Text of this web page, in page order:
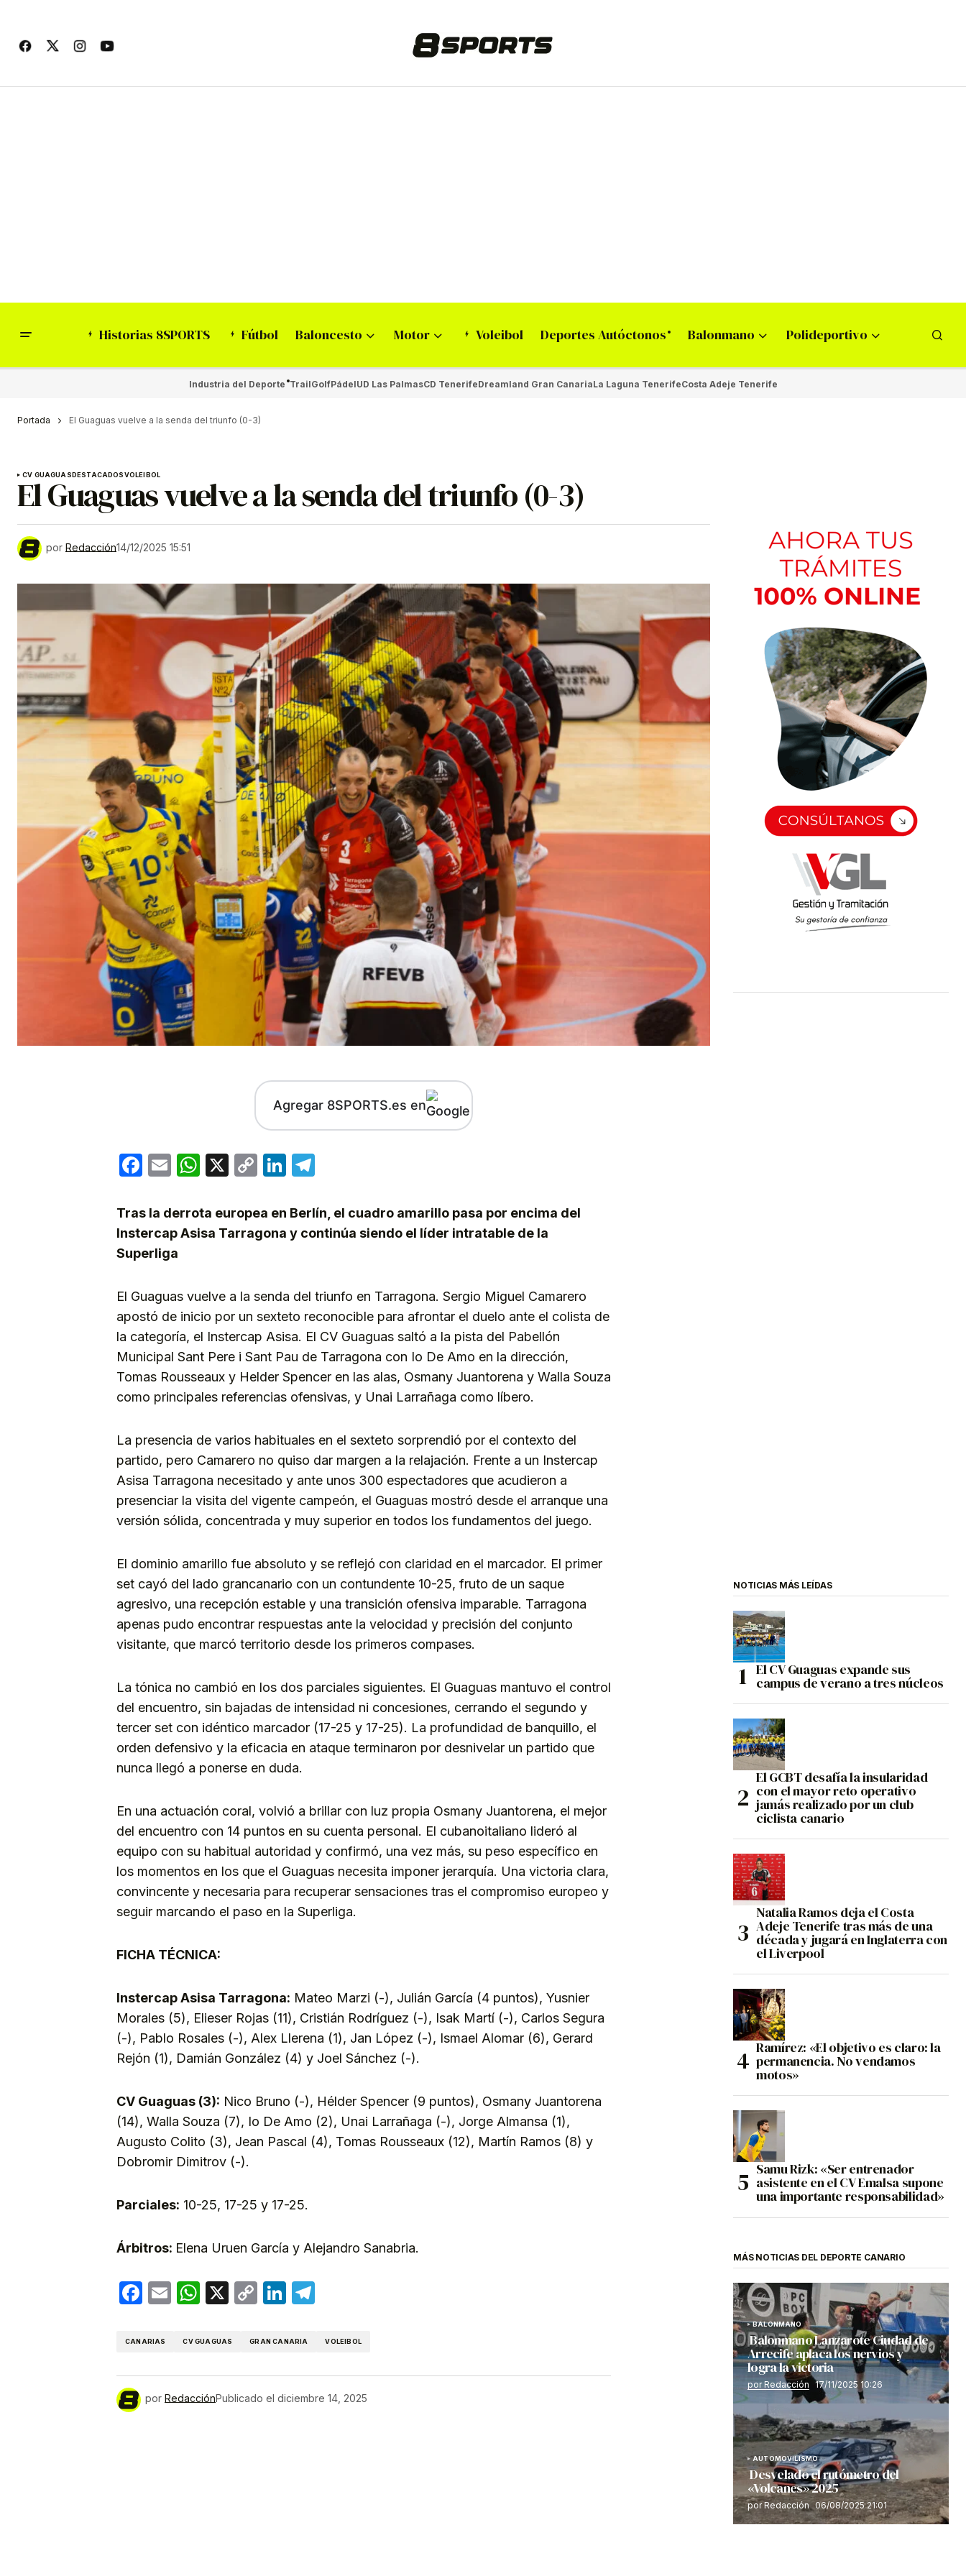
Historias 8SPORTS Fútbol Baloncesto Motor Voleibol Deportes Autóctonos Balonmano Polideportivo
Industria del Deporte TrailGolfPádelUD Las PalmasCD TenerifeDreamland Gran CanariaLa Laguna TenerifeCosta Adeje Tenerife
Portada El Guaguas vuelve a la senda del triunfo (0-3)
CV GUAGUASDESTACADOSVOLEIBOL
El Guaguas vuelve a la senda del triunfo (0-3)
por Redacción14/12/2025 15:51
Agregar 8SPORTS.es en
Facebook
EmailWhatsApp
X
CopyLinkedIn
Tras la derrota europea en Berlín, el cuadro amarillo pasa por encima del
Instercap Asisa Tarragona y continúa siendo el líder intratable de la
Superliga
El Guaguas vuelve a la senda del triunfo en Tarragona. Sergio Miguel Camarero
apostó de inicio por un sexteto reconocible para afrontar el duelo ante el colista de
la categoría, el Instercap Asisa. El CV Guaguas saltó a la pista del Pabellón
Municipal Sant Pere i Sant Pau de Tarragona con Io De Amo en la dirección,
Tomas Rousseaux y Helder Spencer en las alas, Osmany Juantorena y Walla Souza
como principales referencias ofensivas, y Unai Larrañaga como líbero.
La presencia de varios habituales en el sexteto sorprendió por el contexto del
partido, pero Camarero no quiso dar margen a la relajación. Frente a un Instercap
Asisa Tarragona necesitado y ante unos 300 espectadores que acudieron a
presenciar la visita del vigente campeón, el Guaguas mostró desde el arranque una
versión sólida, concentrada y muy superior en todos los fundamentos del juego.
El dominio amarillo fue absoluto y se reflejó con claridad en el marcador. El primer
set cayó del lado grancanario con un contundente 10-25, fruto de un saque
agresivo, una recepción estable y una transición ofensiva imparable. Tarragona
apenas pudo encontrar respuestas ante la velocidad y precisión del conjunto
visitante, que marcó territorio desde los primeros compases.
La tónica no cambió en los dos parciales siguientes. El Guaguas mantuvo el control
del encuentro, sin bajadas de intensidad ni concesiones, cerrando el segundo y
tercer set con idéntico marcador (17-25 y 17-25). La profundidad de banquillo, el
orden defensivo y la eficacia en ataque terminaron por desnivelar un partido que
nunca llegó a ponerse en duda.
En una actuación coral, volvió a brillar con luz propia Osmany Juantorena, el mejor
del encuentro con 14 puntos en su cuenta personal. El cubanoitaliano lideró al
equipo con su habitual autoridad y confirmó, una vez más, su peso específico en
los momentos en los que el Guaguas necesita imponer jerarquía. Una victoria clara,
convincente y necesaria para recuperar sensaciones tras el compromiso europeo y
seguir marcando el paso en la Superliga.
FICHA TÉCNICA:
Instercap Asisa Tarragona: Mateo Marzi (-), Julián García (4 puntos), Yusnier
Morales (5), Elieser Rojas (11), Cristián Rodríguez (-), Isak Martí (-), Carlos Segura
(-), Pablo Rosales (-), Alex Llerena (1), Jan López (-), Ismael Alomar (6), Gerard
Rejón (1), Damián González (4) y Joel Sánchez (-).
CV Guaguas (3): Nico Bruno (-), Hélder Spencer (9 puntos), Osmany Juantorena
(14), Walla Souza (7), Io De Amo (2), Unai Larrañaga (-), Jorge Almansa (1),
Augusto Colito (3), Jean Pascal (4), Tomas Rousseaux (12), Martín Ramos (8) y
Dobromir Dimitrov (-).
Parciales: 10-25, 17-25 y 17-25.
Árbitros: Elena Uruen García y Alejandro Sanabria.
Facebook
EmailWhatsApp
X
CopyLinkedIn
CANARIAS CV GUAGUAS GRAN CANARIA VOLEIBOL
por RedacciónPublicado el diciembre 14, 2025
NOTICIAS MÁS LEÍDAS
El CV Guaguas expande sus
campus de verano a tres núcleos
El GCBT desafía la insularidad
con el mayor reto operativo
jamás realizado por un club
ciclista canario
Natalia Ramos deja el Costa
Adeje Tenerife tras más de una
década y jugará en Inglaterra con
el Liverpool
Ramírez: «El objetivo es claro: la
permanencia. No vendamos
motos»
Samu Rizk: «Ser entrenador
asistente en el CV Emalsa supone
una importante responsabilidad»
MÁS NOTICIAS DEL DEPORTE CANARIO
BALONMANO
Balonmano Lanzarote Ciudad de
Arrecife aplaca los nervios y
logra la victoria
por Redacción 17/11/2025 10:26
AUTOMOVILISMO
Desvelado el rutómetro del
«Volcanes» 2025
por Redacción 06/08/2025 21:01